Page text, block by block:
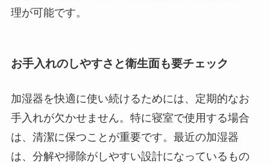
理が可能です。
お手入れのしやすさと衛生面も要チェック
加湿器を快適に使い続けるためには、定期的なお
手入れが欠かせません。特に寝室で使用する場合
は、清潔に保つことが重要です。最近の加湿器
は、分解や掃除がしやすい設計になっているもの